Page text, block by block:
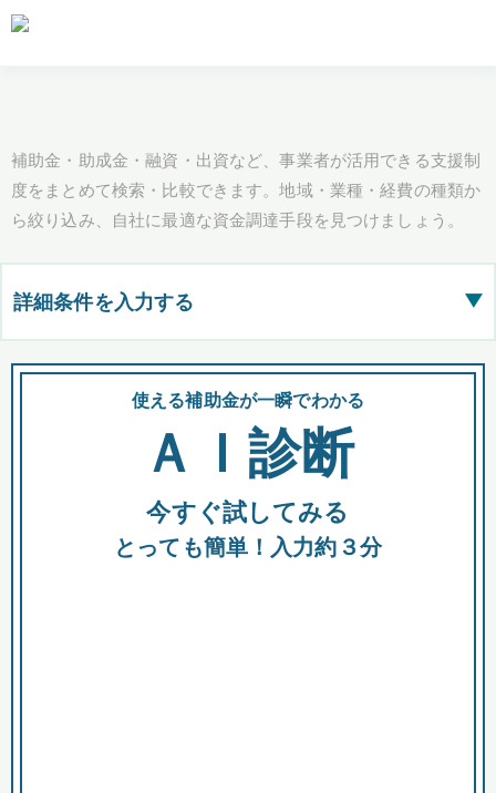
補助金・助成金・融資・出資など、事業者が活用できる支援制
度をまとめて検索・比較できます。地域・業種・経費の種類か
ら絞り込み、自社に最適な資金調達手段を見つけましょう。
詳細条件を入力する ▶
都道府県
全国の検索結果を含めて表示
助成金 融資 出資
使える補助金が一瞬でわかる
ＡＩ診断
今すぐ試してみる
とっても簡単！入力約３分